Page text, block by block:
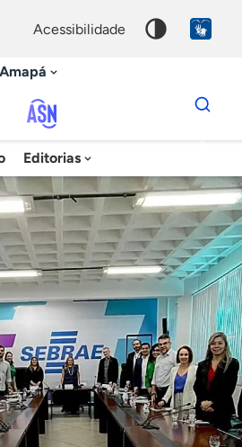
acessibilidade
Amapá
Agência
Sebrae
de
Notícias
Editorias
Dados
para
chave